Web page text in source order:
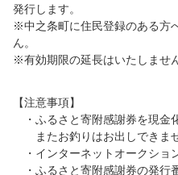
発行します。
※中之条町に住民登録のある方
ん。
※有効期限の延長はいたしません
【注意事項】
・ふるさと寄附感謝券を現金
またお釣りはお出しできませ
・インターネットオークショ
・ふるさと寄附感謝券の発行